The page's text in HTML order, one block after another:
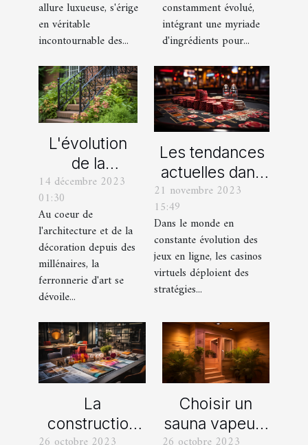
velours
allure luxueuse, s'érige
en véritable
incontournable des...
moderne
constamment évolué,
intégrant une myriade
d'ingrédients pour...
L'évolution
de la
ferronnerie
d'art à travers
les siècles
14 décembre 2023
01:30
Au coeur de
l'architecture et de la
décoration depuis des
millénaires, la
ferronnerie d'art se
dévoile...
Les tendances
actuelles dans
les offres
promotionnelles
des casinos en
ligne
21 novembre 2023
15:49
Dans le monde en
constante évolution des
jeux en ligne, les casinos
virtuels déploient des
stratégies...
La
construction
Choisir un
sauna vapeur :